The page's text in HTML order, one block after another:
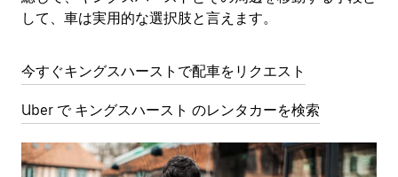
して、車は実用的な選択肢と言えます。
今すぐキングスハーストで配車をリクエスト
Uber で キングスハースト のレンタカーを検索